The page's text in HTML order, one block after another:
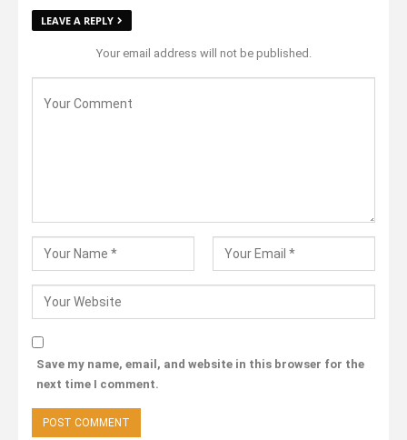
LEAVE A REPLY
Your email address will not be published.
Save my name, email, and website in this browser for the
next time I comment.